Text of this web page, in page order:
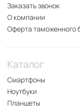
Заказать звонок
О компании
Оферта таможенного
Каталог
Смартфоны
Ноутбуки
Планшеты